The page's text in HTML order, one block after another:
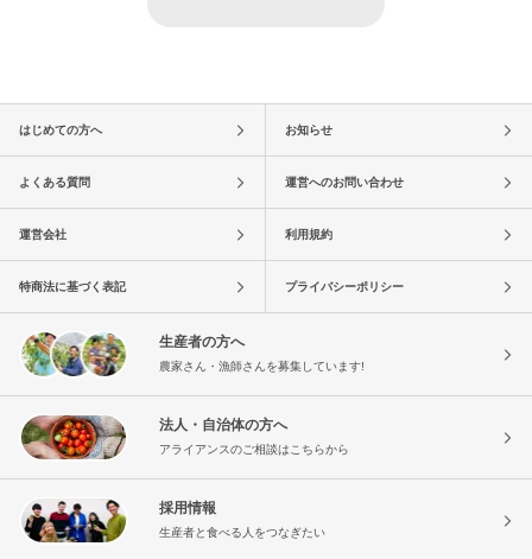
はじめての方へ お知らせ
よくある質問 運営へのお問い合わせ
運営会社 利用規約
特商法に基づく表記 プライバシーポリシー
生産者の方へ
農家さん・漁師さんを募集しています!
法人・自治体の方へ
アライアンスのご相談はこちらから
採用情報
生産者と食べる人をつなぎたい